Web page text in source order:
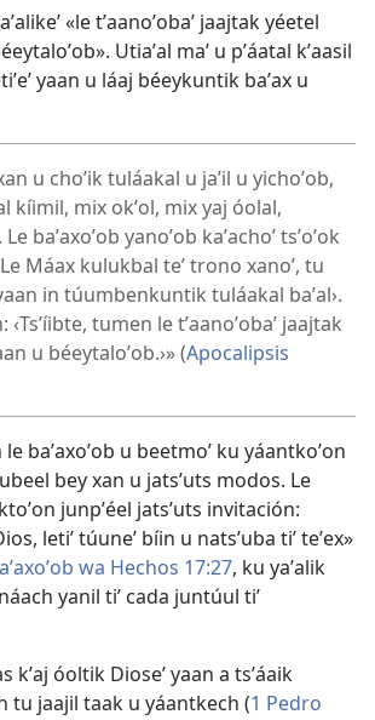
«le tʼaanoʼobaʼ jaajtak yéetel
Utiaʼal maʼ u pʼáatal kʼaasil
yaan u láaj béeykuntik baʼax u
u choʼik tuláakal u jaʼil u yichoʼob,
kíimil, mix okʼol, mix yaj óolal,
baʼaxoʼob yanoʼob kaʼachoʼ tsʼoʼok
Máax kulukbal teʼ trono xanoʼ, tu
yaan in túumbenkuntik tuláakal baʼal›.
‹Tsʼíibte, tumen le tʼaanoʼobaʼ jaajtak
u béeytaloʼob.›» (Apocalipsis
baʼaxoʼob u beetmoʼ ku yáantkoʼon
bey xan u jatsʼuts modos. Le
junpʼéel jatsʼuts invitación:
letiʼ túuneʼ bíin u natsʼuba tiʼ teʼex»
wa Hechos 17:27, ku yaʼalik
náach yanil tiʼ cada juntúul tiʼ
kʼaj óoltik Dioseʼ yaan a tsʼáaik
tu jaajil taak u yáantkech (1 Pedro